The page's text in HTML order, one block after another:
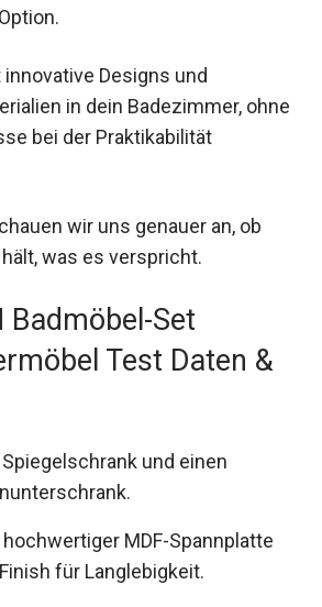
Designs und
in dein Badezimmer, ohne
bei der Praktikabilität
wir uns genauer an, ob
was es verspricht.
Badmöbel-Set
Test Daten &
und einen
MDF-Spannplatte
für Langlebigkeit.